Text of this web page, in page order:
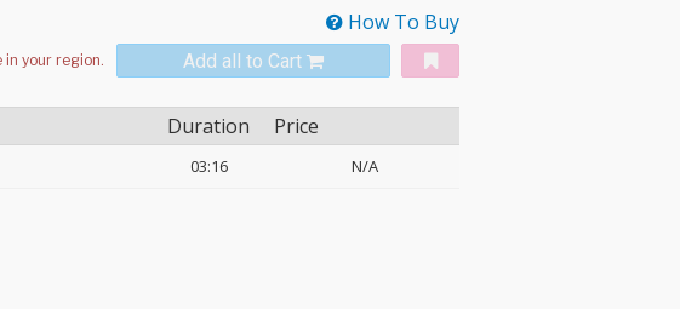
How To Buy
Add all to Cart
Duration Price
03:16 N/A